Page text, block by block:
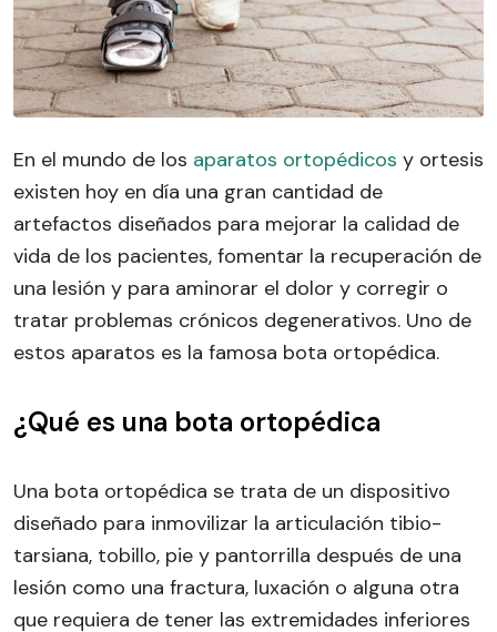
En el mundo de los aparatos ortopédicos y ortesis
existen hoy en día una gran cantidad de
artefactos diseñados para mejorar la calidad de
vida de los pacientes, fomentar la recuperación de
una lesión y para aminorar el dolor y corregir o
tratar problemas crónicos degenerativos. Uno de
estos aparatos es la famosa bota ortopédica.
¿Qué es una bota ortopédica
Una bota ortopédica se trata de un dispositivo
diseñado para inmovilizar la articulación tibio-
tarsiana, tobillo, pie y pantorrilla después de una
lesión como una fractura, luxación o alguna otra
que requiera de tener las extremidades inferiores